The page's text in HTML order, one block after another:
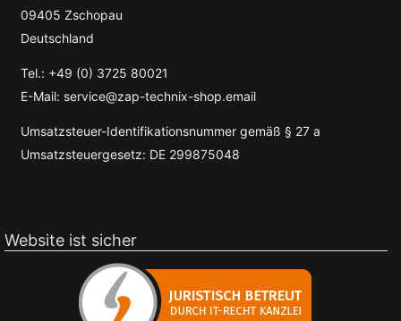
09405 Zschopau
Deutschland
Tel.: +49 (0) 3725 80021
E-Mail: service@zap-technix-shop.email
Umsatzsteuer-Identifikationsnummer gemäß § 27 a
Umsatzsteuergesetz: DE 299875048
Website ist sicher